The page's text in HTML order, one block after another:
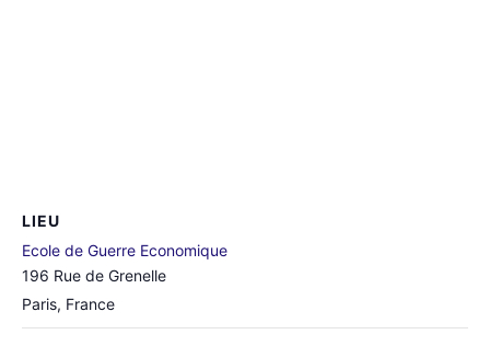
LIEU
Ecole de Guerre Economique
196 Rue de Grenelle
Paris, France